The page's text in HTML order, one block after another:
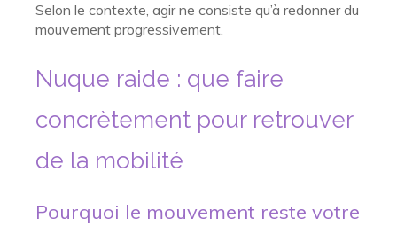
Selon le contexte, agir ne consiste qu’à redonner du
mouvement progressivement.
Nuque raide : que faire
concrètement pour retrouver
de la mobilité
Pourquoi le mouvement reste votre